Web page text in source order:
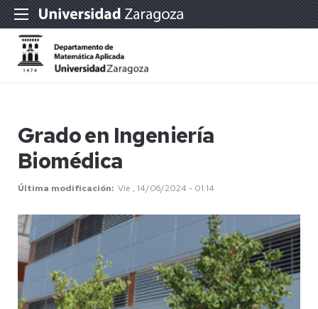
Grado en Ingeniería
Biomédica
Última modificación Vie , 14/06/2024 - 01:14